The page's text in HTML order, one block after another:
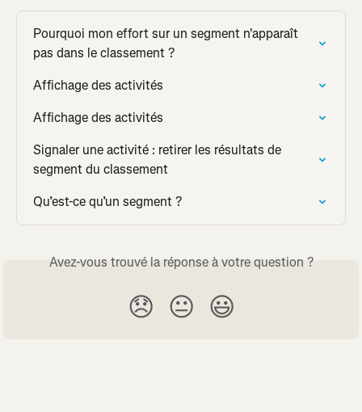
Pourquoi mon effort sur un segment n'apparaît
pas dans le classement ?
Affichage des activités
Affichage des activités
Signaler une activité : retirer les résultats de
segment du classement
Qu’est-ce qu’un segment ?
Avez-vous trouvé la réponse à votre question ?
😞 😐 😃